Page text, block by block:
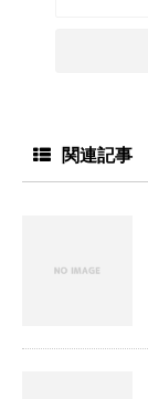
関連記事